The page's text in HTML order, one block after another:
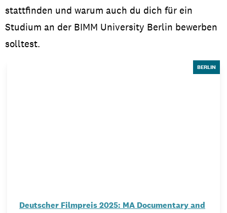
News
stattfinden und warum auch du dich für ein
Studium an der BIMM University Berlin bewerben
solltest.
BERLIN
Deutscher Filmpreis 2025: MA Documentary and